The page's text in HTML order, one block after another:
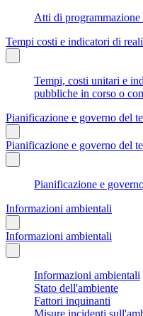
Atti di
Tempi costi e indicatori di
Tempi, costi unitari e
pubbliche in corso o
Pianificazione e governo del
Pianificazione e governo del
Pianificazione e
Informazioni ambientali
Informazioni ambientali
Informazioni ambientali
Stato dell'ambiente
Fattori inquinanti
Misure incidenti